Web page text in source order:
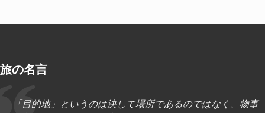
旅の名言
「目的地」というのは決して場所であるのではなく、物事